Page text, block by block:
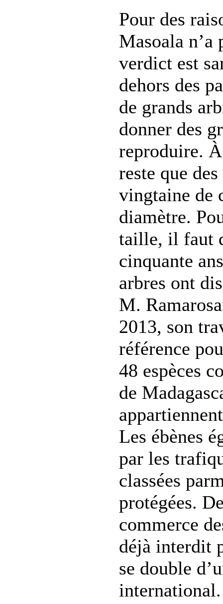
Pour des
Masoala
verdict est
dehors des
de grands
donner des
reproduire.
reste que
vingtaine de
diamètre.
taille, il faut
cinquante
arbres ont
M.
2013, son
référence
48 espèces
de
Les ébènes
par les
classées
protégées.
commerce
déjà interdit
se double